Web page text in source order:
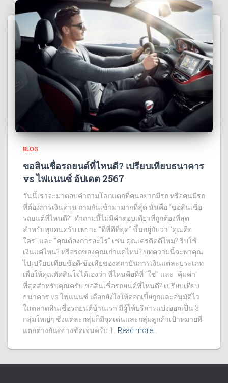
BLOG
ขอสินเชื่อรถยนต์ที่ไหนดี? เปรียบเทียบธนาคาร
vs ไฟแนนซ์ อัปเดต 2567
วันนี้เราจะมาตอบคำถามโลกแตกที่คนอยากมีรถ หรือคนมีรถ
ที่ต้องการเงินด่วน ถามกันเข้ามามากที่สุด นั่นคือ “ขอสินเชื่อ
รถยนต์ที่ไหนดี?” คำถามนี้ไม่มีคำตอบเดียวที่ถูกต้องที่สุด
สำหรับทุกคนครับ เพราะ “ที่ที่ดีที่สุด” ขึ้นอยู่กับว่า “คุณคือ
ใคร” และ “คุณต้องการอะไร” เช่น คุณเครดิตดีไหม? รีบใช้
เงินแค่ไหน? หรือรถของคุณเก่าแค่ไหน? บทความนี้จะพาคุณ
ไปเปรียบเทียบข้อดี-ข้อเสียของสถาบันการเงินแต่ละประเภท
เพื่อให้คุณตัดสินใจได้เองว่า ที่ไหนคือที่ที่ “ใช่” และ “คุ้มค่า”
ที่สุดสำหรับคุณครับ ขอสินเชื่อรถยนต์ที่ไหนดี? เปรียบเทียบ
ธนาคาร vs ไฟแนนซ์ เลือกยังไงให้ดอกเบี้ยถูกและอนุมัติไว
ในตลาดสินเชื่อรถยนต์บ้านเรา มีผู้ให้บริการแบ่งออกเป็น 3
กลุ่มใหญ่ๆ ซึ่งแต่ละกลุ่มก็มีจุดเด่นและกลุ่มลูกค้าเป้าหมายที่
แตกต่างกันอย่างชัดเจนครับ 1.
Read more…